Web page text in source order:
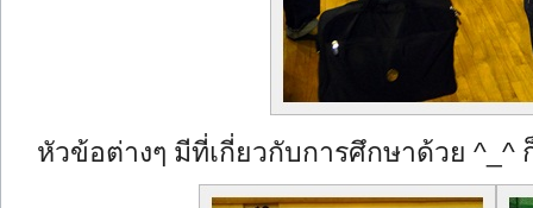
หัวข้อต่างๆ มีที่เกี่ยวกับการศึกษาด้วย ^_^